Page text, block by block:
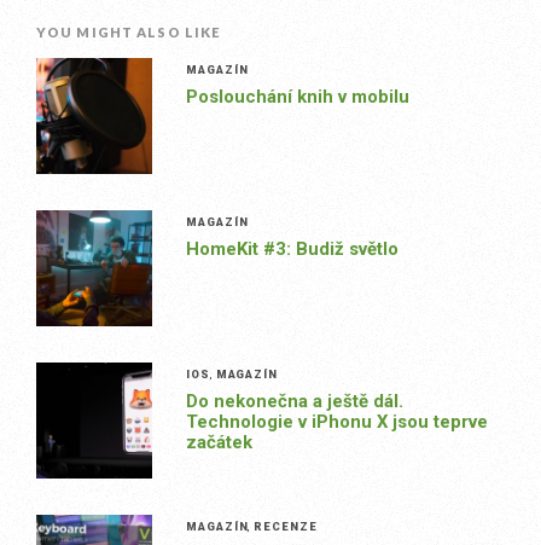
YOU MIGHT ALSO LIKE
MAGAZÍN
Poslouchání knih v mobilu
MAGAZÍN
HomeKit #3: Budiž světlo
IOS MAGAZÍN
Do nekonečna a ještě dál.
Technologie v iPhonu X jsou teprve
začátek
MAGAZÍN RECENZE